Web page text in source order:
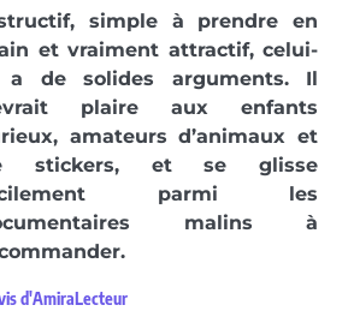
simple à prendre en
et vraiment attractif, celui-
a de solides arguments. Il
plaire aux enfants
amateurs d’animaux et
stickers, et se glisse
parmi les
malins à
d'AmiraLecteur